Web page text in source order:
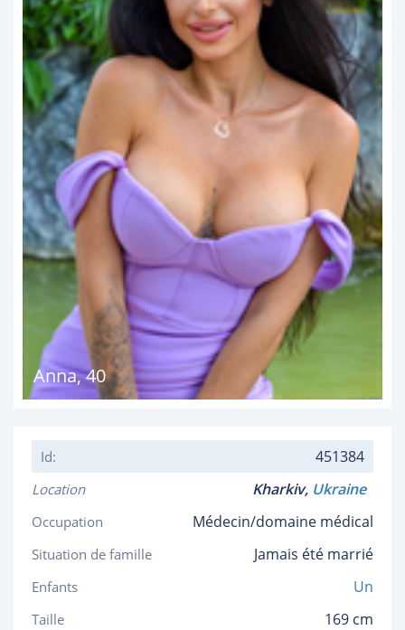
Anna,40
Id: 451384
Location Kharkiv, Ukraine
Occupation Médecin/domaine médical
Situation de famille Jamais été marrié
Enfants Un
Taille 169 cm